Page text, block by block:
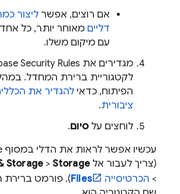
אם רוצים, אפשר ליצור
דליים מאוחר יותר, כל אחד
עם מיקום משלו.
מגדירים את Security Rules
לקטגוריית ברירת המחדל.
הפיתוח, כדאי להגדיר את
ציבורית.
לוחצים על סיום.
עכשיו אפשר לראות את הדלי במסוף
(צריך לעבור אל
Storage >Storage
> הכרטיסייה Files). פורמט